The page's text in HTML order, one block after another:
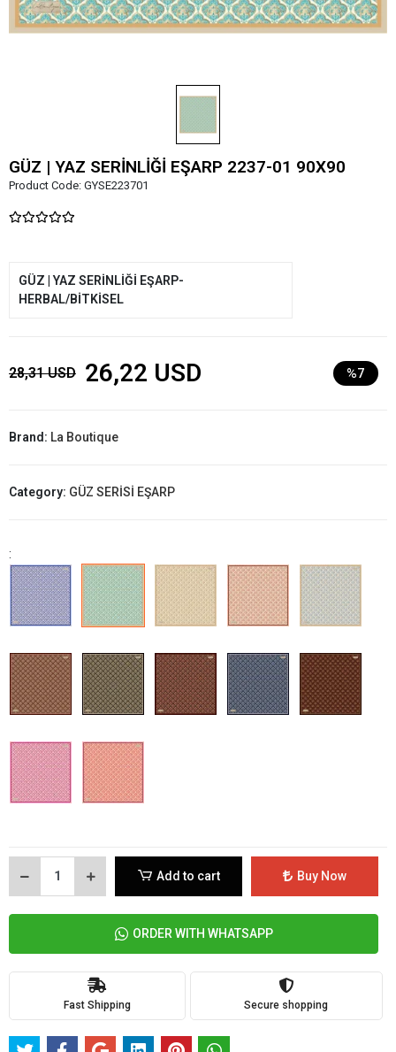
GÜZ | YAZ SERİNLİĞİ EŞARP 2237-01 90X90
Product Code: GYSE223701
GÜZ | YAZ SERİNLİĞİ EŞARP-
HERBAL/BİTKİSEL
28,31 USD 26,22 USD %7
Brand: La Boutique
Category: GÜZ SERİSİ EŞARP
:
Add to cart Buy Now
ORDER WITH WHATSAPP
Fast Shipping Secure shopping